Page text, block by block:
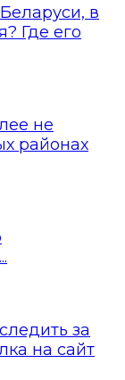
в
Где его
не
районах
за
на сайт